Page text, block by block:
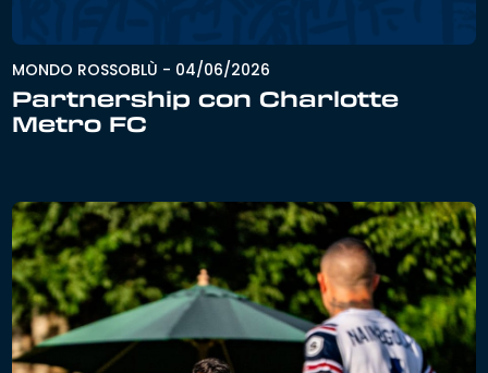
MONDO ROSSOBLÙ - 04/06/2026
Partnership con Charlotte
Metro FC